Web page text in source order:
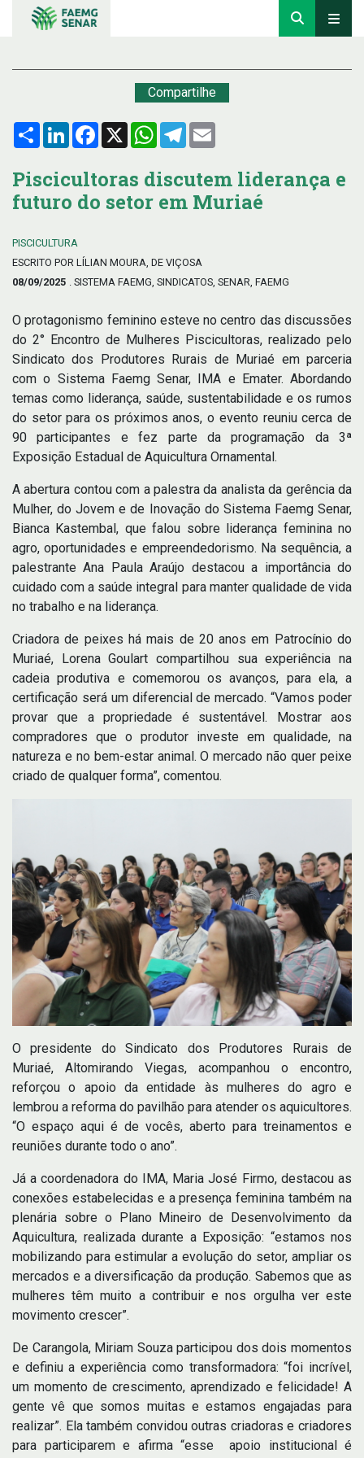
Compartilhe
Compartilhar
LinkedInFacebook
X WhatsApp
Telegram
Piscicultoras discutem liderança e
futuro do setor em Muriaé
PISCICULTURA
ESCRITO POR LÍLIAN MOURA, DE VIÇOSA
08/09/2025 . SISTEMA FAEMG, SINDICATOS, SENAR, FAEMG
O protagonismo feminino esteve no centro das discussões
do 2° Encontro de Mulheres Piscicultoras, realizado pelo
Sindicato dos Produtores Rurais de Muriaé em parceria
com o Sistema Faemg Senar, IMA e Emater. Abordando
temas como liderança, saúde, sustentabilidade e os rumos
do setor para os próximos anos, o evento reuniu cerca de
90 participantes e fez parte da programação da 3ª
Exposição Estadual de Aquicultura Ornamental.
A abertura contou com a palestra da analista da gerência da
Mulher, do Jovem e de Inovação do Sistema Faemg Senar,
Bianca Kastembal, que falou sobre liderança feminina no
agro, oportunidades e empreendedorismo. Na sequência, a
palestrante Ana Paula Araújo destacou a importância do
cuidado com a saúde integral para manter qualidade de vida
no trabalho e na liderança.
Criadora de peixes há mais de 20 anos em Patrocínio do
Muriaé, Lorena Goulart compartilhou sua experiência na
cadeia produtiva e comemorou os avanços, para ela, a
certificação será um diferencial de mercado. “Vamos poder
provar que a propriedade é sustentável. Mostrar aos
compradores que o produtor investe em qualidade, na
natureza e no bem-estar animal. O mercado não quer peixe
criado de qualquer forma”, comentou.
O presidente do Sindicato dos Produtores Rurais de
Muriaé, Altomirando Viegas, acompanhou o encontro,
reforçou o apoio da entidade às mulheres do agro e
lembrou a reforma do pavilhão para atender os aquicultores.
“O espaço aqui é de vocês, aberto para treinamentos e
reuniões durante todo o ano”.
Já a coordenadora do IMA, Maria José Firmo, destacou as
conexões estabelecidas e a presença feminina também na
plenária sobre o Plano Mineiro de Desenvolvimento da
Aquicultura, realizada durante a Exposição: “estamos nos
mobilizando para estimular a evolução do setor, ampliar os
mercados e a diversificação da produção. Sabemos que as
mulheres têm muito a contribuir e nos orgulha ver este
movimento crescer”.
De Carangola, Miriam Souza participou dos dois momentos
e definiu a experiência como transformadora: “foi incrível,
um momento de crescimento, aprendizado e felicidade! A
gente vê que somos muitas e estamos engajadas para
realizar”. Ela também convidou outras criadoras e criadores
para participarem e afirma “esse apoio institucional é